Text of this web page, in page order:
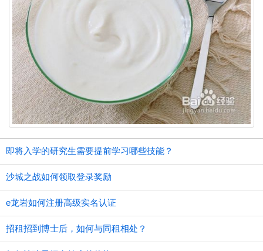
即将入学的研究生需要提前学习哪些技能？
沙城之战如何领取登录奖励
e龙岩如何注册高级实名认证
招租招到博士后，如何与同租相处？